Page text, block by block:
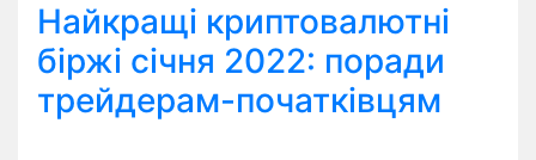
Найкращі криптовалютні
біржі січня 2022: поради
трейдерам-початківцям